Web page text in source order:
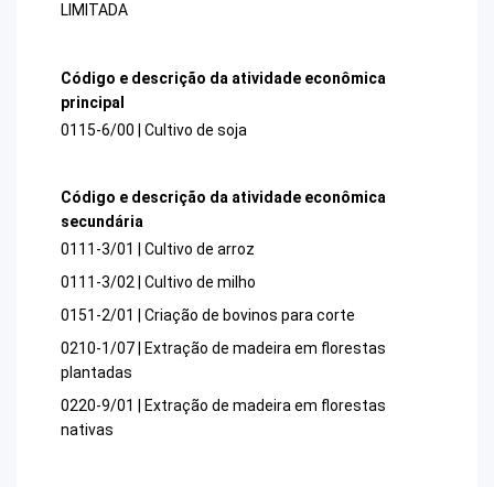
LIMITADA
Código e descrição da atividade econômica
principal
0115-6/00 | Cultivo de soja
Código e descrição da atividade econômica
secundária
0111-3/01 | Cultivo de arroz
0111-3/02 | Cultivo de milho
0151-2/01 | Criação de bovinos para corte
0210-1/07 | Extração de madeira em florestas
plantadas
0220-9/01 | Extração de madeira em florestas
nativas